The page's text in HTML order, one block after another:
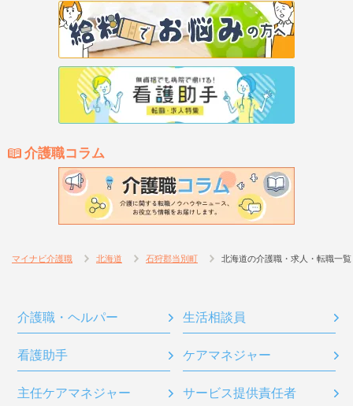
介護職コラム
マイナビ介護職 北海道 石狩郡当別町 北海道の介護職・求人・転職一覧
介護職・ヘルパー 生活相談員
看護助手 ケアマネジャー
主任ケアマネジャー サービス提供責任者